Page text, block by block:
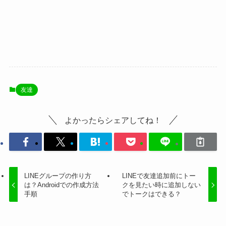
友達
よかったらシェアしてね！
LINEグループの作り方
は？Androidでの作成方法
手順
LINEで友達追加前にトー
クを見たい時に追加しない
でトークはできる？